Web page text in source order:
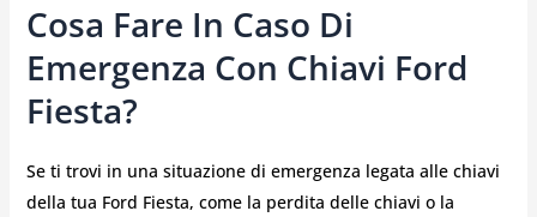
Cosa Fare In Caso Di
Emergenza Con Chiavi Ford
Fiesta?
Se ti trovi in una situazione di emergenza legata alle chiavi
della tua Ford Fiesta, come la perdita delle chiavi o la